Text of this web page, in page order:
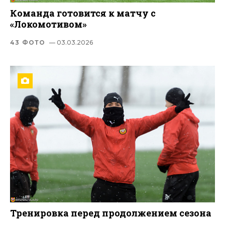
Команда готовится к матчу с
«Локомотивом»
43 ФОТО — 03.03.2026
Тренировка перед продолжением сезона